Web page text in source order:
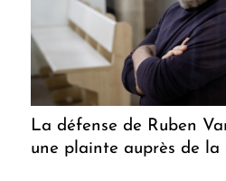
La défense de Ruben
une plainte auprès de la